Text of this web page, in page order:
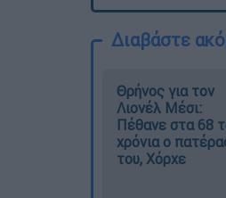
Διαβάστε
Θρήνος για τον
Λιονέλ Μέσι:
Πέθανε στα 68
χρόνια ο
του, Χόρχε